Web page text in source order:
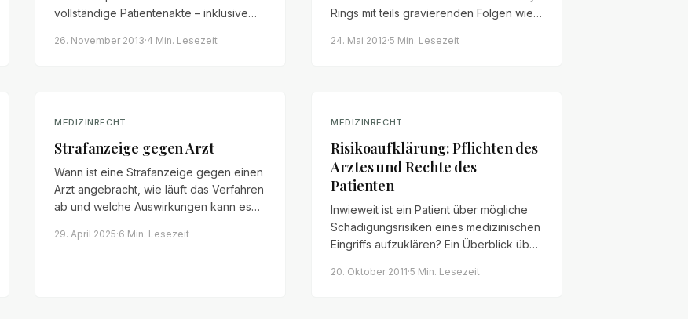
vollständige Patientenakte – inklusive
Herausgabe verweigern und was dürfen
26. November 2013·4 Min. Lesezeit
Rings mit teils gravierenden Folgen wie
Ansprüche betroffene Patienten gegen
24. Mai 2012·5 Min. Lesezeit
MEDIZINRECHT
Strafanzeige gegen Arzt
Wann ist eine Strafanzeige gegen einen
Arzt angebracht, wie läuft das Verfahren
ab und welche Auswirkungen kann es
29. April 2025·6 Min. Lesezeit
MEDIZINRECHT
Risikoaufklärung: Pflichten des
Arztes und Rechte des
Patienten
Inwieweit ist ein Patient über mögliche
Schädigungsrisiken eines medizinischen
Eingriffs aufzuklären? Ein Überblick über
Pflichten der Risikoaufklärung.
20. Oktober 2011·5 Min. Lesezeit